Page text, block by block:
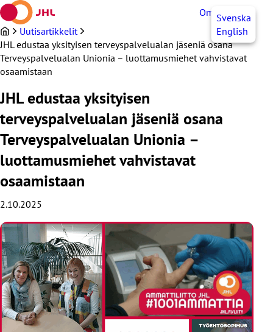
Siirry
sisältöön
OmaJHLSvenska
English
Uutisartikkelit
JHL edustaa yksityisen terveyspalvelualan jäseniä osana
Terveyspalvelualan Unionia – luottamusmiehet vahvistavat
osaamistaan
JHL edustaa yksityisen
terveyspalvelualan jäseniä osana
Terveyspalvelualan Unionia –
luottamusmiehet vahvistavat
osaamistaan
2.10.2025